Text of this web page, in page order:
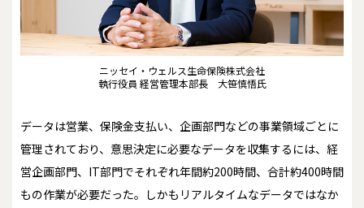
ニッセイ・ウェルス生命保険株式会社
執行役員 経営管理本部長 大笹慎悟氏
データは営業、保険金支払い、企画部門などの事業領域ごとに
管理されており、意思決定に必要なデータを収集するには、経
営企画部門、IT部門でそれぞれ年間約200時間、合計約400時間
もの作業が必要だった。しかもリアルタイムなデータではなか